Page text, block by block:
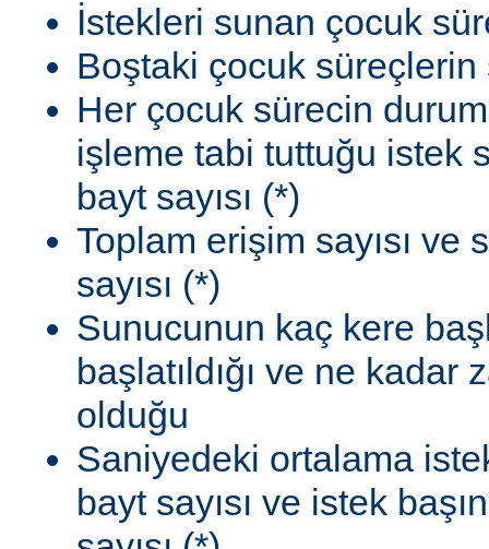
İstekleri sunan çocuk
Boştaki çocuk süreçlerin
Her çocuk sürecin
işleme tabi tuttuğu istek
bayt sayısı (*)
Toplam erişim sayısı ve
sayısı (*)
Sunucunun kaç kere
başlatıldığı ve ne kadar
olduğu
Saniyedeki ortalama
bayt sayısı ve istek